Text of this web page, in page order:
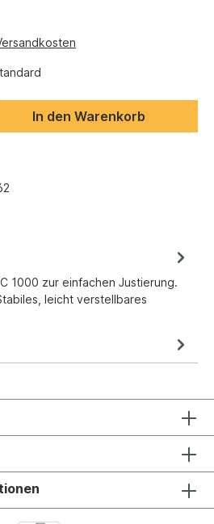
In den Warenkorb
1000 zur einfachen Justierung.
leicht verstellbares